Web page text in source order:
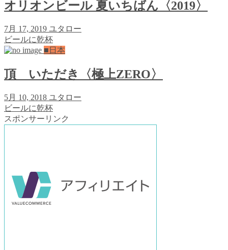
オリオンビール 夏いちばん〈2019〉
7月 17, 2019 ユタロー
ビールに乾杯
■日本
頂 いただき〈極上ZERO〉
5月 10, 2018 ユタロー
ビールに乾杯
スポンサーリンク